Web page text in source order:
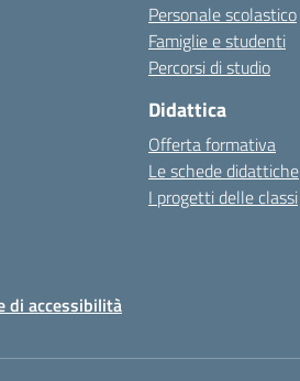
Personale scolastico
Famiglie e studenti
Percorsi di studio
Didattica
Offerta formativa
Le schede didattiche
I progetti delle classi
di accessibilità